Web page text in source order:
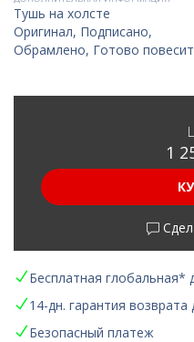
Тушь на холсте
Оригинал, Подписано,
Обрамлено, Готово
1
Бесплатная глобальная*
14-дн. гарантия возврата
Безопасный платеж